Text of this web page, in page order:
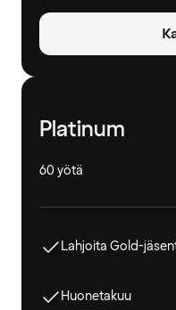
Platinum
60 yötä
Lahjoita Gold-
Huonetakuu